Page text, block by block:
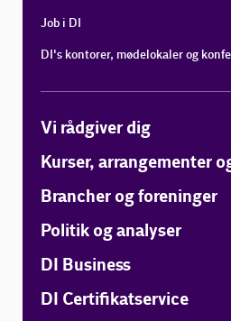
Job i DI
DI's kontorer, mødelokaler og
Vi rådgiver dig
Kurser, arrangementer
Brancher og foreninger
Politik og analyser
DI Business
DI Certifikatservice